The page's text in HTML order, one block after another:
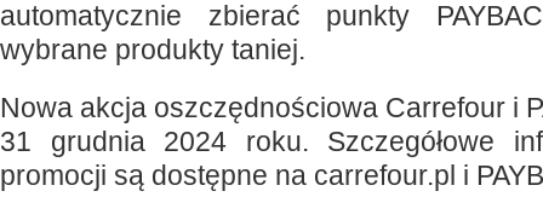
automatycznie zbierać punkty
wybrane produkty taniej.
Nowa akcja oszczędnościowa Carrefour i
31 grudnia 2024 roku. Szczegółowe
promocji są dostępne na carrefour.pl i